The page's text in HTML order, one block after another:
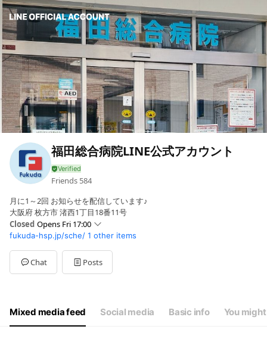
福田総合病院LINE公式アカウント
Friends 584
月に1～2回 お知らせを配信しています♪
大阪府 枚方市 渚西1丁目18番11号
Closed Opens Fri 17:00
SunClosed
Mon09:00 - 12:00,17:00 - 19:30
Tue09:00 - 12:00
Wed09:00 - 12:00,17:00 - 19:30
Sat
09:00 - 12:00
詳しいスケジュールは↓リンクを確認ください
fukuda-hsp.jp/sche/ 1 other items
Chat Posts
Mixed media feed Social media Basic info You